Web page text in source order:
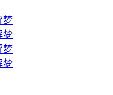
梦
梦
梦
梦